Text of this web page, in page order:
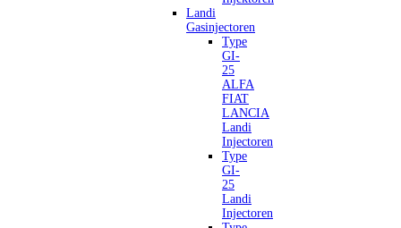
Landi
Gasinjectoren
Type
GI-
25
ALFA
FIAT
LANCIA
Landi
Injectoren
Type
GI-
25
Landi
Injectoren